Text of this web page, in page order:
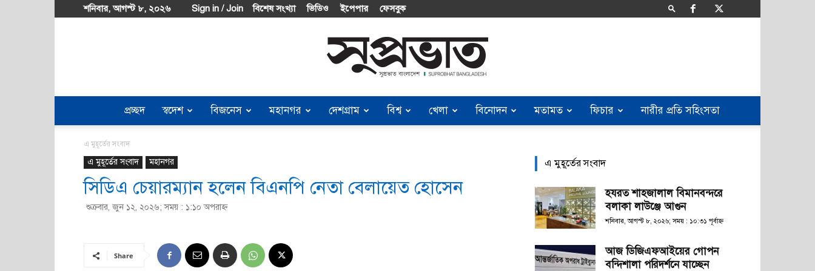
শনিবার, আগস্ট ৮, ২০২৬ Sign in / Join বিশেষ সংখ্যা ভিডিও ইপেপার ফেসবুক
Suprobhat
Bangladesh
প্রচ্ছদ স্বদেশ বিজনেস মহানগর দেশগ্রাম বিশ্ব খেলা বিনোদন মতামত ফিচার নারীর প্রতি সহিংসতা
এ মুহূর্তের সংবাদ
এ মুহূর্তের সংবাদ মহানগর
সিডিএ চেয়ারম্যান হলেন বিএনপি নেতা বেলায়েত হোসেন
শুক্রবার, জুন ১২, ২০২৬; সময় : ১:১০ অপরাহ্ণ
Share
এ মুহূর্তের সংবাদ
হযরত শাহজালাল বিমানবন্দরে
বলাকা লাউঞ্জে আগুন
শনিবার, আগস্ট ৮, ২০২৬; সময় : ১০:৩১ পূর্বাহ্ণ
আজ ডিজিএফআইয়ের গোপন
বন্দিশালা পরিদর্শনে যাচ্ছেন